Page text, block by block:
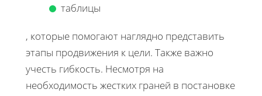
таблицы
, которые помогают наглядно представить
этапы продвижения к цели. Также важно
учесть гибкость. Несмотря на
необходимость жестких граней в постановке